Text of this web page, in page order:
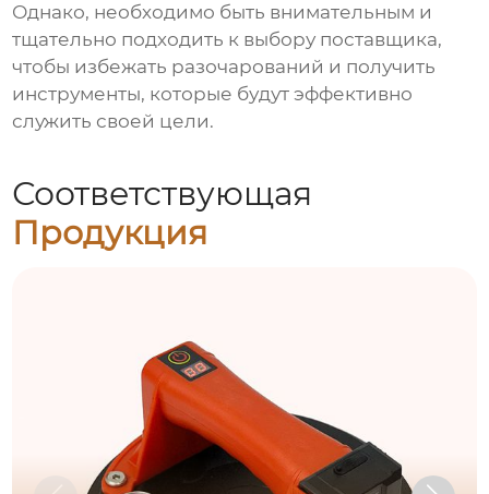
Однако, необходимо быть внимательным и
тщательно подходить к выбору поставщика,
чтобы избежать разочарований и получить
инструменты, которые будут эффективно
служить своей цели.
Соответствующая
Продукция